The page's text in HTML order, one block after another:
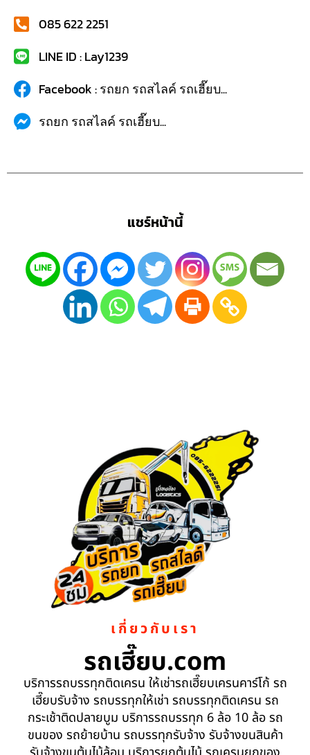
085 622 2251
LINE ID : Lay1239
Facebook : รถยก รถสไลค์ รถเฮี๊ยบ...
รถยก รถสไลค์ รถเฮี๊ยบ...
แชร์หน้านี้
เกี่ยวกับเรา
รถเฮี๊ยบ.com
บริการรถบรรทุกติดเครน ให้เช่ารถเฮี๊ยบเครนคาร์โก้ รถ
เฮี๊ยบรับจ้าง รถบรรทุกให้เช่า รถบรรทุกติดเครน รถ
กระเช้าติดปลายบูม บริการรถบรรทุก 6 ล้อ 10 ล้อ รถ
ขนของ รถย้ายบ้าน รถบรรทุกรับจ้าง รับจ้างขนสินค้า